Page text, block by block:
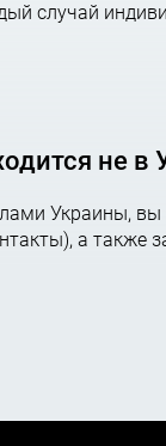
случай
не
Украины,
а также